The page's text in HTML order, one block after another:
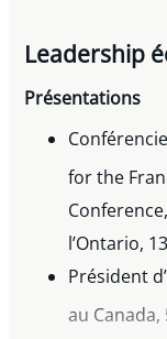
Leadership
Présentations
for the
l’Ontario,
Président
au Canada,